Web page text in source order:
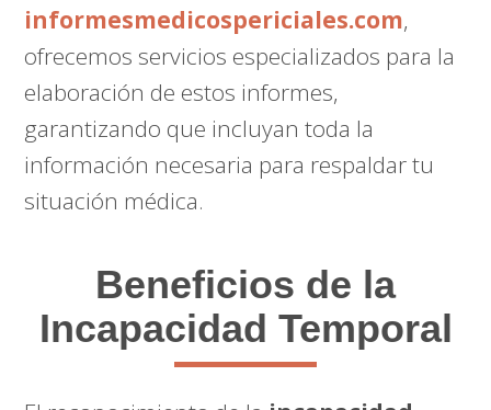
informesmedicospericiales.com,
ofrecemos servicios especializados para la
elaboración de estos informes,
garantizando que incluyan toda la
información necesaria para respaldar tu
situación médica.
Beneficios de la
Incapacidad Temporal